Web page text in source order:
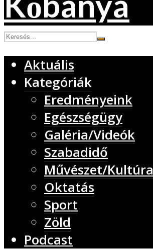
Aktuális
Kategóriák
Eredményeink
Egészségügy
Galéria/Videók
Szabadidő
Művészet/Kultúra
Oktatás
Sport
Zöld
Podcast